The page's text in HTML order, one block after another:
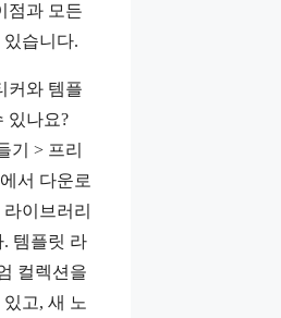
점과 모든
습니다.
커와 템플
있나요?
기 > 프리
서 다운로
이브러리
. 템플릿 라
컬렉션을
고, 새 노